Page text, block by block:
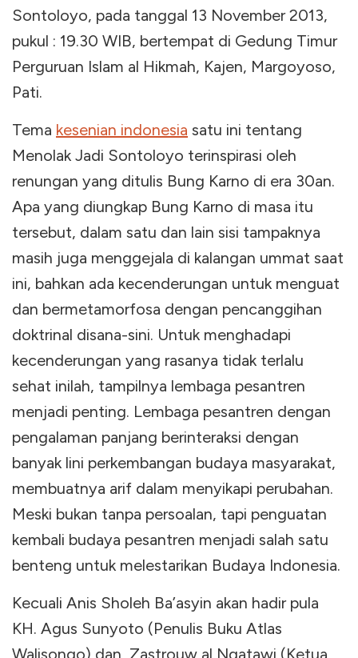
Sontoloyo, pada tanggal 13 November 2013,
pukul : 19.30 WIB, bertempat di Gedung Timur
Perguruan Islam al Hikmah, Kajen, Margoyoso,
Pati.
Tema kesenian indonesia satu ini tentang
Menolak Jadi Sontoloyo terinspirasi oleh
renungan yang ditulis Bung Karno di era 30an.
Apa yang diungkap Bung Karno di masa itu
tersebut, dalam satu dan lain sisi tampaknya
masih juga menggejala di kalangan ummat saat
ini, bahkan ada kecenderungan untuk menguat
dan bermetamorfosa dengan pencanggihan
doktrinal disana-sini. Untuk menghadapi
kecenderungan yang rasanya tidak terlalu
sehat inilah, tampilnya lembaga pesantren
menjadi penting. Lembaga pesantren dengan
pengalaman panjang berinteraksi dengan
banyak lini perkembangan budaya masyarakat,
membuatnya arif dalam menyikapi perubahan.
Meski bukan tanpa persoalan, tapi penguatan
kembali budaya pesantren menjadi salah satu
benteng untuk melestarikan Budaya Indonesia.
Kecuali Anis Sholeh Ba’asyin akan hadir pula
KH. Agus Sunyoto (Penulis Buku Atlas
Walisongo) dan Zastrouw al Ngatawi (Ketua